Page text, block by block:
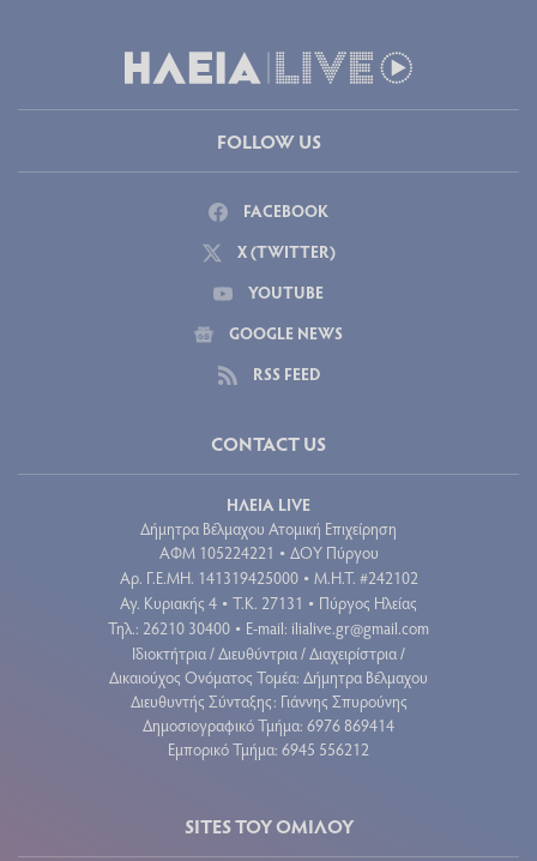
FOLLOW US
FACEBOOK
X (TWITTER)
YOUTUBE
GOOGLE NEWS
RSS FEED
CONTACT US
ΗΛΕΙΑ LIVE
Δήμητρα Βέλμαχου Ατομική Επιχείρηση
ΑΦΜ 105224221 • ΔΟΥ Πύργου
Aρ. Γ.Ε.ΜΗ. 141319425000 • Μ.Η.Τ. #242102
Αγ. Κυριακής 4 • Τ.Κ. 27131 • Πύργος Ηλείας
Τηλ.: 26210 30400 • E-mail: ilialive.gr@gmail.com
Ιδιοκτήτρια / Διευθύντρια / Διαχειρίστρια /
Δικαιούχος Ονόματος Τομέα: Δήμητρα Βέλμαχου
Διευθυντής Σύνταξης: Γιάννης Σπυρούνης
Δημοσιογραφικό Τμήμα: 6976 869414
Εμπορικό Τμήμα: 6945 556212
SITES ΤΟΥ ΟΜΙΛΟΥ